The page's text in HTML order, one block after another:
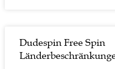
Dudespin Free Spin